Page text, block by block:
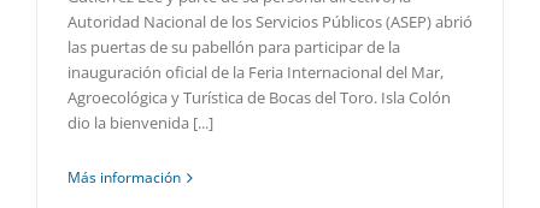
Autoridad Nacional de los Servicios Públicos (ASEP) abrió
las puertas de su pabellón para participar de la
inauguración oficial de la Feria Internacional del Mar,
Agroecológica y Turística de Bocas del Toro. Isla Colón
dio la bienvenida [...]
Más información